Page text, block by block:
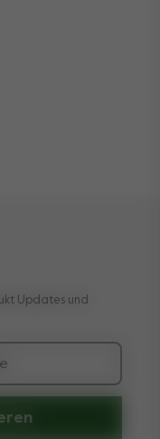
Updates und